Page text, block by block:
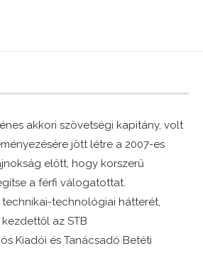
akkori szövetségi kapitány, volt
jött létre a 2007-es
előtt, hogy korszerű
a férfi válogatottat.
technológiai hátterét,
az STB
Kiadói és Tanácsadó Betéti